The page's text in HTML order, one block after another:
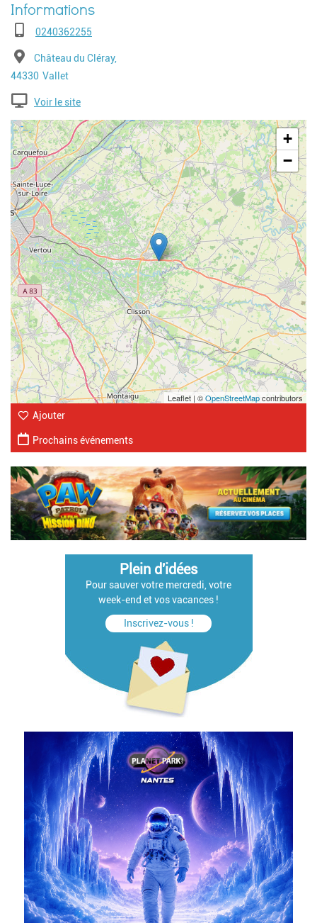
Téléphone0240362255
AdresseChâteau du Cléray,
Code postal
44330 Ville
Vallet
Voir le site
Geolocalisation
+
−
Leaflet | ©OpenStreetMapcontributors
Ajouter
Prochains événements
Plein d'idées
Pour sauver votre mercredi, votre
week-end et vos vacances !
Inscrivez-vous !